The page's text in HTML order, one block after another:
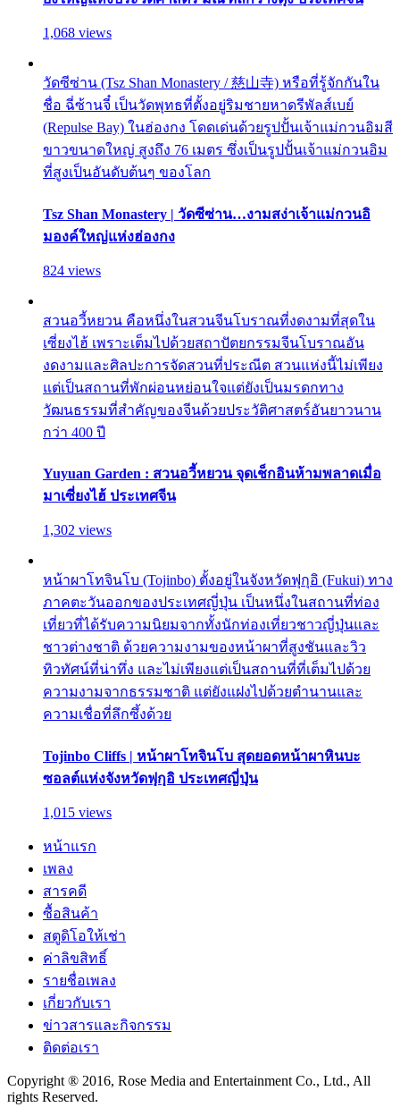
1,068 views
วัดซีซ่าน (Tsz Shan Monastery / 慈山寺) หรือที่รู้จักกันใน
ชื่อ ฉี่ซ้านจี๋ เป็นวัดพุทธที่ตั้งอยู่ริมชายหาดรีพัลส์เบย์
(Repulse Bay) ในฮ่องกง โดดเด่นด้วยรูปปั้นเจ้าแม่กวนอิมสี
ขาวขนาดใหญ่ สูงถึง 76 เมตร ซึ่งเป็นรูปปั้นเจ้าแม่กวนอิม
ที่สูงเป็นอันดับต้นๆ ของโลก
Tsz Shan Monastery | วัดซีซ่าน…งามสง่าเจ้าแม่กวนอิ
มองค์ใหญ่แห่งฮ่องกง
824 views
สวนอวี้หยวน คือหนึ่งในสวนจีนโบราณที่งดงามที่สุดใน
เซี่ยงไฮ้ เพราะเต็มไปด้วยสถาปัตยกรรมจีนโบราณอัน
งดงามและศิลปะการจัดสวนที่ประณีต สวนแห่งนี้ไม่เพียง
แต่เป็นสถานที่พักผ่อนหย่อนใจแต่ยังเป็นมรดกทาง
วัฒนธรรมที่สำคัญของจีนด้วยประวัติศาสตร์อันยาวนาน
กว่า 400 ปี
Yuyuan Garden : สวนอวี้หยวน จุดเช็กอินห้ามพลาดเมื่อ
มาเซี่ยงไฮ้ ประเทศจีน
1,302 views
หน้าผาโทจินโบ (Tojinbo) ตั้งอยู่ในจังหวัดฟุกุอิ (Fukui) ทาง
ภาคตะวันออกของประเทศญี่ปุ่น เป็นหนึ่งในสถานที่ท่อง
เที่ยวที่ได้รับความนิยมจากทั้งนักท่องเที่ยวชาวญี่ปุ่นและ
ชาวต่างชาติ ด้วยความงามของหน้าผาที่สูงชันและวิว
ทิวทัศน์ที่น่าทึ่ง และไม่เพียงแต่เป็นสถานที่ที่เต็มไปด้วย
ความงามจากธรรมชาติ แต่ยังแฝงไปด้วยตำนานและ
ความเชื่อที่ลึกซึ้งด้วย
Tojinbo Cliffs | หน้าผาโทจินโบ สุดยอดหน้าผาหินบะ
ซอลต์แห่งจังหวัดฟุกุอิ ประเทศญี่ปุ่น
1,015 views
หน้าแรก
เพลง
สารคดี
ซื้อสินค้า
สตูดิโอให้เช่า
ค่าลิขสิทธิ์
รายชื่อเพลง
เกี่ยวกับเรา
ข่าวสารและกิจกรรม
ติดต่อเรา
Copyright ® 2016, Rose Media and Entertainment Co., Ltd., All
rights Reserved.